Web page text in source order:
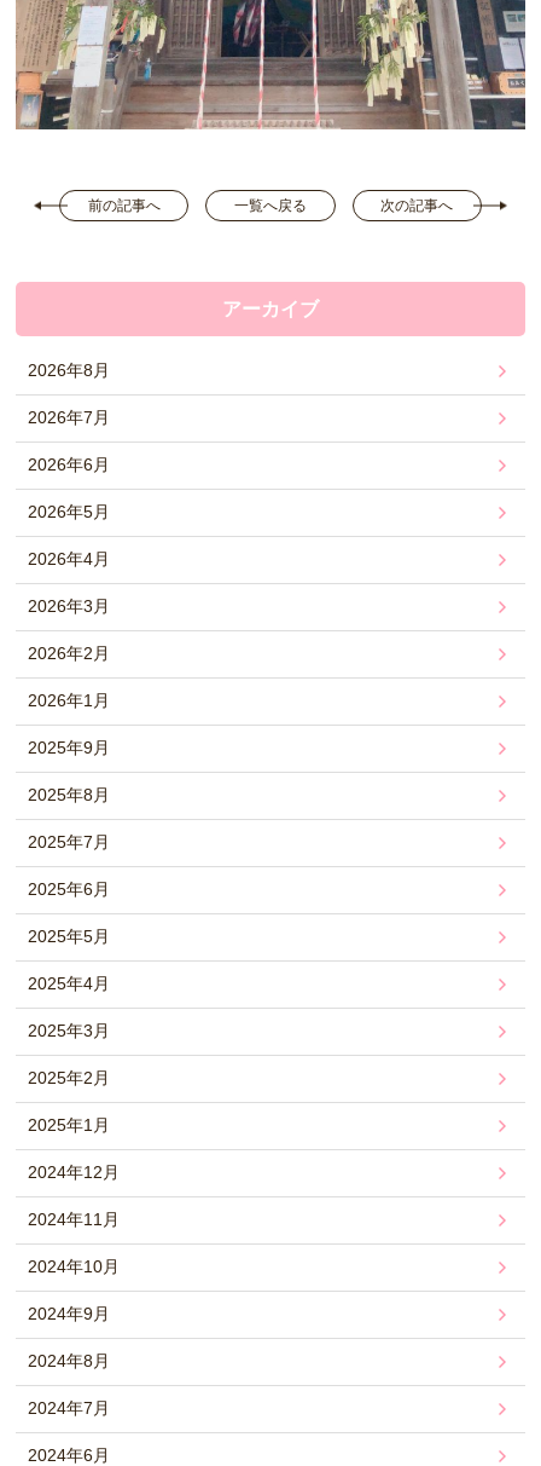
前の記事へ 一覧へ戻る 次の記事へ
アーカイブ
2026年8月
2026年7月
2026年6月
2026年5月
2026年4月
2026年3月
2026年2月
2026年1月
2025年9月
2025年8月
2025年7月
2025年6月
2025年5月
2025年4月
2025年3月
2025年2月
2025年1月
2024年12月
2024年11月
2024年10月
2024年9月
2024年8月
2024年7月
2024年6月